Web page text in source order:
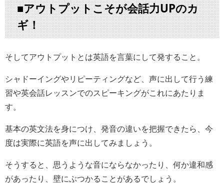
■アウトプットこそが会話力UPのカ
ギ！
そしてアウトプットとは英語を言葉にして発すること。
シャドーイングやリピーティングなど、声に出して行う練
習や英会話レッスンでのスピーキングがこれにあたりま
す。
基本の英文法を身につけ、発音の違いを把握できたら、今
度は実際に英語を声に出してみましょう。
そうすると、思うような音にならなかったり、何か違和感
があったり、壁にぶつかることがあるでしょう。